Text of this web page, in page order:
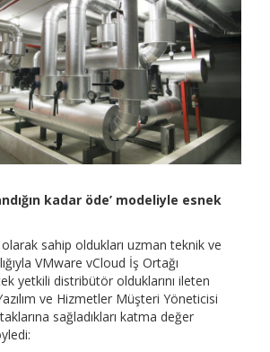
kadar öde’ modeliyle esnek
sahip oldukları uzman teknik ve
VMware vCloud İş Ortağı
yetkili distribütör olduklarını ileten
ve Hizmetler Müşteri Yöneticisi
sağladıkları katma değer